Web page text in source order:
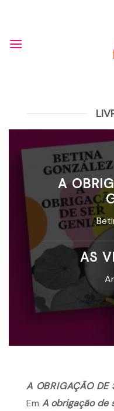
A
AS
A OBRIGAÇÃO DE
Em A obrigação de